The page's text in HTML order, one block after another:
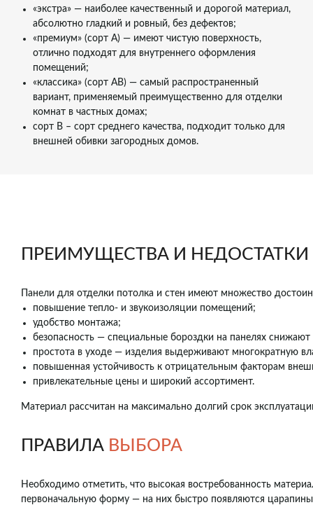
«экстра» — наиболее качественный и дорогой материал,
абсолютно гладкий и ровный, без дефектов;
«премиум» (сорт А) — имеют чистую поверхность,
отлично подходят для внутреннего оформления
помещений;
«классика» (сорт АВ) — самый распространенный
вариант, применяемый преимущественно для отделки
комнат в частных домах;
сорт В – сорт среднего качества, подходит только для
внешней обивки загородных домов.
ПРЕИМУЩЕСТВА И НЕДОСТАТКИ
Панели для отделки потолка и стен имеют множество
повышение тепло- и звукоизоляции помещений;
удобство монтажа;
безопасность — специальные бороздки на панелях
простота в уходе — изделия выдерживают многократную
повышенная устойчивость к отрицательным факторам
привлекательные цены и широкий ассортимент.
Материал рассчитан на максимально долгий срок
ПРАВИЛА ВЫБОРА
Необходимо отметить, что высокая востребованность
первоначальную форму — на них быстро появляются